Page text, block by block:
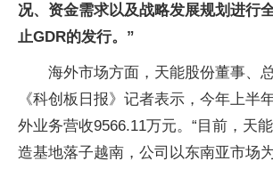
况、资金需求以及战略发展规划进行
止GDR的发行。”
海外市场方面，天能股份董事、
《科创板日报》记者表示，今年上半
外业务营收9566.11万元。“目前，天
造基地落子越南，公司以东南亚市场